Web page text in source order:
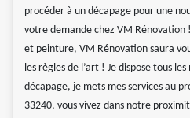
procéder à un décapage pour une
votre demande chez VM
et peinture, VM Rénovation saura
les règles de l’art ! Je dispose tous
décapage, je mets mes services au
33240, vous vivez dans notre